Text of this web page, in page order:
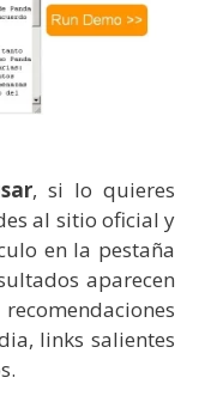
, si lo quieres
al sitio oficial y
en la pestaña
aparecen
links salientes